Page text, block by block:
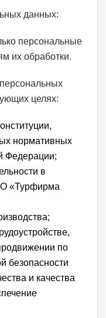
данных:
персональные
их обработки.
целях:
нормативных
Федерации;
в
«Турфирма
по
безопасности
и качества